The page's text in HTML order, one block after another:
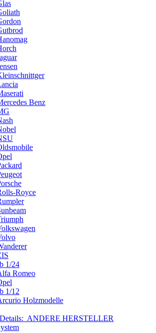
Benz
Royce
1/24
Romeo
1/12
Holzmodelle
ANDERE HERSTELLER